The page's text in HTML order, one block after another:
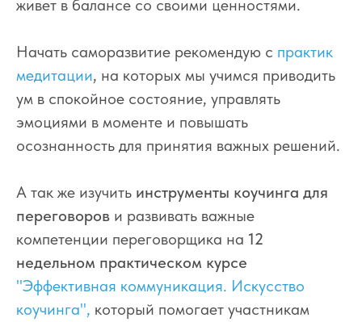
живет в балансе со своими ценностями.
Начать саморазвитие рекомендую с практик
медитации, на которых мы учимся приводить
ум в спокойное состояние, управлять
эмоциями в моменте и повышать
осознанность для принятия важных решений.
А так же изучить инструменты коучинга для
переговоров и развивать важные
компетенции переговорщика на 12
недельном практическом курсе
"Эффективная коммуникация. Искусство
коучинга", который помогает участникам